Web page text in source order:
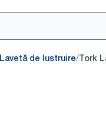
Lavetă de lustruire/Tork